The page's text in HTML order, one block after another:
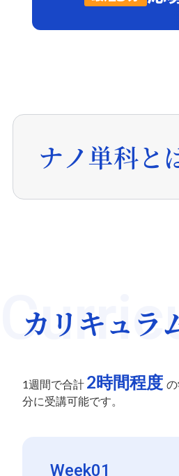
ナノ単科と
グ
カリキュラ
1週間で合計 2時間程度
分に受講可能です。
Week01